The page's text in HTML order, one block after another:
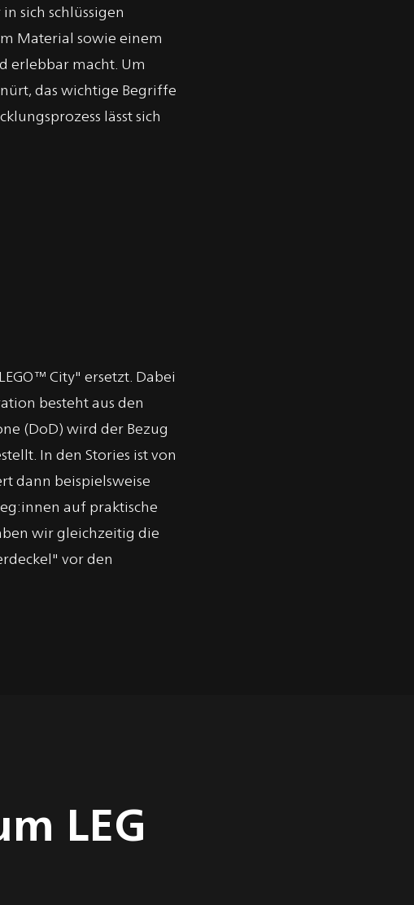
sich schlüssigen
Material sowie einem
erlebbar macht. Um
das wichtige Begriffe
lässt sich
City" ersetzt. Dabei
besteht aus den
(DoD) wird der Bezug
In den Stories ist von
dann beispielsweise
auf praktische
wir gleichzeitig die
vor den
LEG